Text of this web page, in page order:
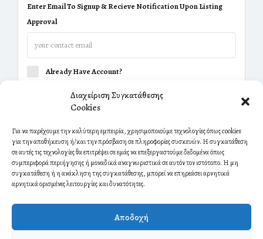
Διαχείριση Συγκατάθεσης
Cookies
Για να παρέχουμε την καλύτερη εμπειρία, χρησιμοποιούμε τεχνολογίες όπως cookies
για την αποθήκευση ή/και την πρόσβαση σε πληροφορίες συσκευών. Η συγκατάθεση
σε αυτές τις τεχνολογίες θα επιτρέψει σε εμάς να επεξεργαστούμε δεδομένα όπως
συμπεριφορά περιήγησης ή μοναδικά αναγνωριστικά σε αυτόν τον ιστότοπο. Η μη
συγκατάθεση ή η ανάκληση της συγκατάθεσης, μπορεί να επηρεάσει αρνητικά
αρνητικά ορισμένες λειτουργίες και δυνατότητες.
Αποδοχή
Enter Email To Signup & Recieve Notification Upon Listing
Approval
Already Have Account?